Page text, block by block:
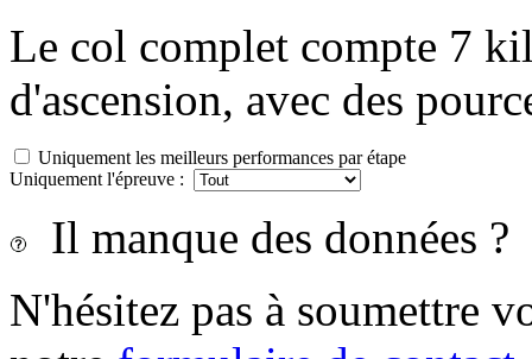
Le col complet compte 7
d'ascension, avec des
Uniquement les meilleurs performances par étape
Uniquement l'épreuve :
Il manque des données ?
N'hésitez pas à soumettre